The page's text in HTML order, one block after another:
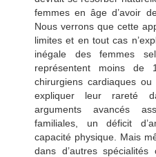
femmes en âge d’avoir
Nous verrons que cette
limites et en tout cas
inégale des femmes
représentent moins de
chirurgiens cardiaques
expliquer leur rareté
arguments avancés
familiales, un déficit
capacité physique. Mais
dans d’autres spécialités